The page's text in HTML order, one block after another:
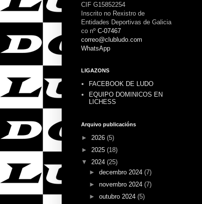
CIF G15852254
Inscrito no Rexistro de
Entidades Deportivas de Galicia
co nº C-07467
correo@clubludo.com
WhatsApp
LIGAZONS
FACEBOOK DE LUDO
EQUIPO DOMINICOS EN
LICHESS
Arquivo publicacións
► 2026 (5)
► 2025 (18)
▼ 2024 (25)
► decembro 2024 (7)
► novembro 2024 (7)
► outubro 2024 (5)